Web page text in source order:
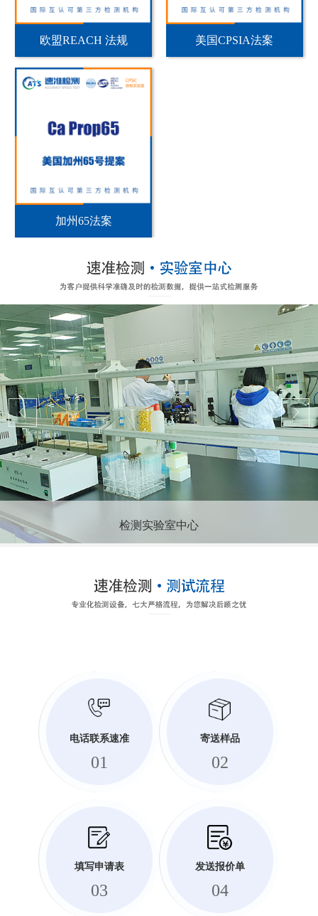
欧盟REACH 法规 美国CPSIA法案
加州65法案
检测实验室中心
电话联系速准
01
寄送样品
02
填写申请表
03
发送报价单
04